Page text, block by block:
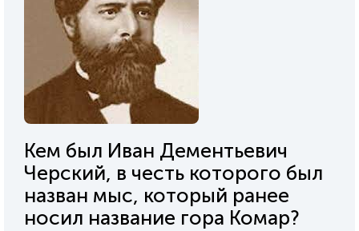
Кем был Иван Дементьевич
Черский, в честь которого был
назван мыс, который ранее
носил название гора Комар?